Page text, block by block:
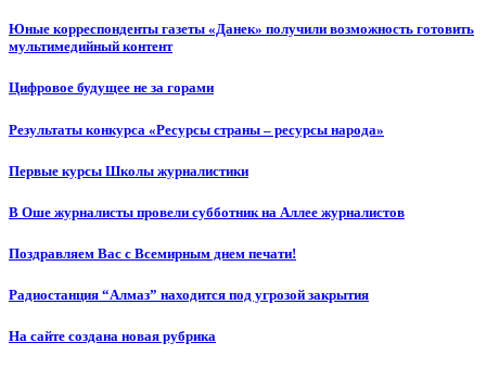
Юные корреспонденты газеты «Данек» получили возможность готовить
мультимедийный контент
Цифровое будущее не за горами
Результаты конкурса «Ресурсы страны – ресурсы народа»
Первые курсы Школы журналистики
В Оше журналисты провели субботник на Аллее журналистов
Поздравляем Вас с Всемирным днем печати!
Радиостанция “Алмаз” находится под угрозой закрытия
На сайте создана новая рубрика